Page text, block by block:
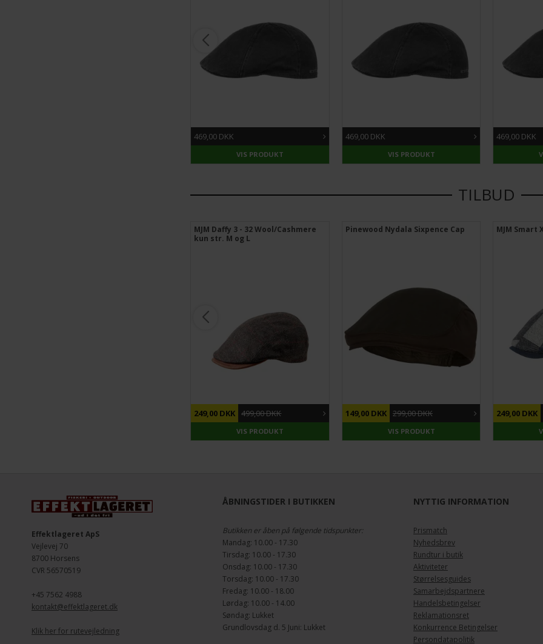
469,00 DKK
VIS PRODUKT
469,00 DKK
VIS PRODUKT
469,00 DKK
TILBUD
MJM Daffy 3 - 32 Wool/Cashmere
kun str. M og L
249,00 DKK 499,00 DKK
VIS PRODUKT
Pinewood Nydala Sixpence Cap
149,00 DKK 299,00 DKK
VIS PRODUKT
MJM Smart
249,00 DKK
Effektlageret ApS
Vejlevej 70
8700 Horsens
CVR 56570519
+45 7562 4988
kontakt@effektlageret.dk
Klik her for rutevejledning
ÅBNINGSTIDER I BUTIKKEN
Butikken er åben på følgende tidspunkter:
Mandag: 10.00 - 17.30
Tirsdag: 10.00 - 17.30
Onsdag: 10.00 - 17.30
Torsdag: 10.00 - 17.30
Fredag: 10.00 - 18.00
Lørdag: 10.00 - 14.00
Søndag: Lukket
Grundlovsdag d. 5 Juni: Lukket
NYTTIG INFORMATION
Prismatch
Nyhedsbrev
Rundtur i butik
Aktiviteter
Størrelsesguides
Samarbejdspartnere
Handelsbetingelser
Reklamationsret
Konkurrence Betingelser
Persondatapolitik